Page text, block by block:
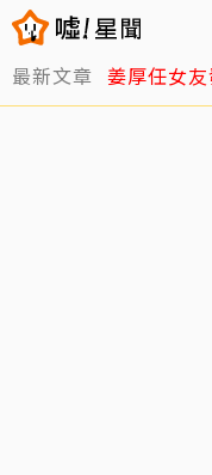
最新文章 姜厚任女